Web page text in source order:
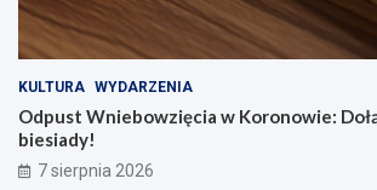
KULTURA WYDARZENIA
Odpust Wniebowzięcia w Koronowie:
biesiady!
7 sierpnia 2026